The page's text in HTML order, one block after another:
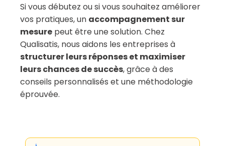
Si vous débutez ou si vous souhaitez améliorer
vos pratiques, un accompagnement sur
mesure peut être une solution. Chez
Qualisatis, nous aidons les entreprises à
structurer leurs réponses et maximiser
leurs chances de succès, grâce à des
conseils personnalisés et une méthodologie
éprouvée.